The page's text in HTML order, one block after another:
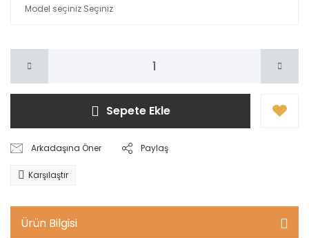
Sepete Ekle
Arkadaşına Öner Paylaş
Karşılaştır
Ürün Bilgisi